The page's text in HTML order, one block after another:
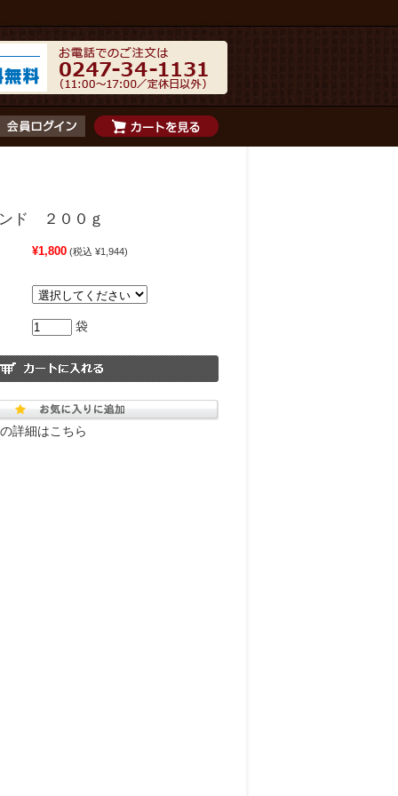
ド ２００ｇ
¥1,800 (税込 ¥1,944)
袋
詳細はこちら